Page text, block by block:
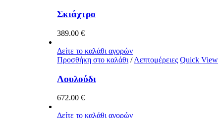
Σκιάχτρο
389.00 €
Δείτε το καλάθι αγορών
Προσθήκη στο καλάθι / Λεπτομέρειες Quick View
Λουλούδι
672.00 €
Δείτε το καλάθι αγορών